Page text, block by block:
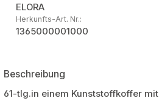
ELORA
Herkunfts-Art. Nr.:
1365000001000
Beschreibung
61-tlg.in einem Kunststoffkoffer mit